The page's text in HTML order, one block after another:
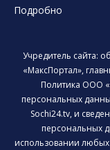
Подробно
Учредитель сайта:
«МаксПортал»,
Политика ООО
персональных
Sochi24.tv, и
персональных
использовании любых